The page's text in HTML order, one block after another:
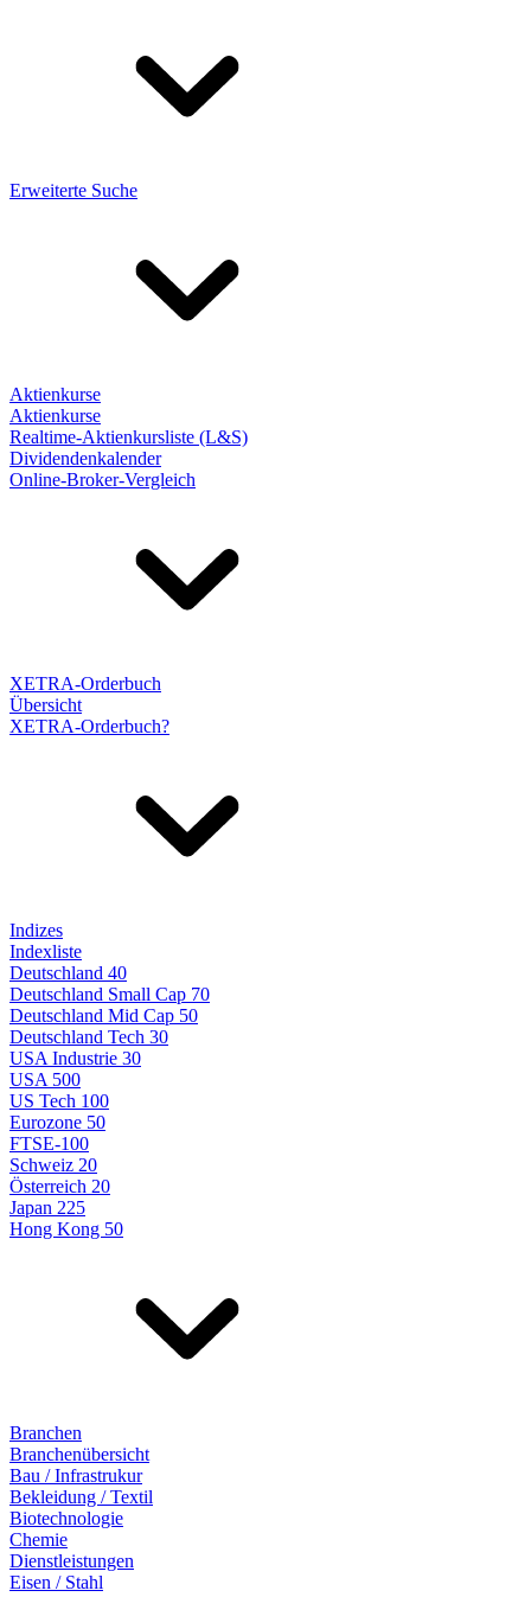
Erweiterte Suche
Aktienkurse
Aktienkurse
Realtime-Aktienkursliste (L&S)
Dividendenkalender
Online-Broker-Vergleich
XETRA-Orderbuch
Übersicht
XETRA-Orderbuch?
Indizes
Indexliste
Deutschland 40
Deutschland Small Cap 70
Deutschland Mid Cap 50
Deutschland Tech 30
USA Industrie 30
USA 500
US Tech 100
Eurozone 50
FTSE-100
Schweiz 20
Österreich 20
Japan 225
Hong Kong 50
Branchen
Branchenübersicht
Bau / Infrastrukur
Bekleidung / Textil
Biotechnologie
Chemie
Dienstleistungen
Eisen / Stahl